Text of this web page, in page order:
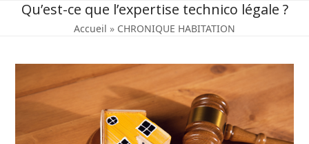
Qu’est-ce que l’expertise technico légale ?
Accueil » CHRONIQUE HABITATION